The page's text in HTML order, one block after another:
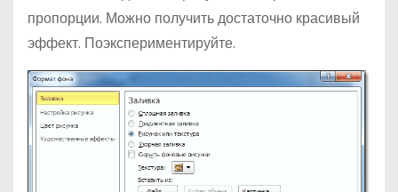
пропорции. Можно получить достаточно красивый
эффект. Поэкспериментируйте.